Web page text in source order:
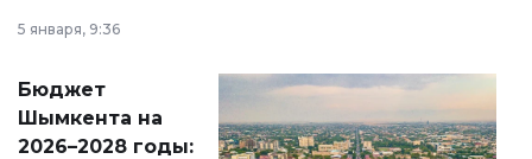
принести
народу
Венесуэлы.
5 января, 9:36
Бюджет
Шымкента на
2026–2028 годы: